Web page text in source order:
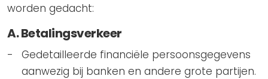
worden gedacht:
A. Betalingsverkeer
Gedetailleerde financiële persoonsgegevens
aanwezig bij banken en andere grote partijen.